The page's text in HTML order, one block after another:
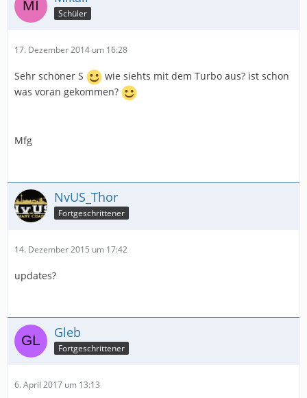
Schüler
17. Dezember 2014 um 16:28
Sehr schöner S
wie siehts mit dem Turbo aus? ist schon
was voran gekommen?
Mfg
NvUS_Thor
Fortgeschrittener
14. Dezember 2015 um 17:42
updates?
Gleb
Fortgeschrittener
6. April 2017 um 13:13